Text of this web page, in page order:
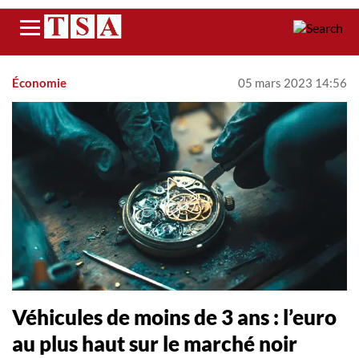
Menu
Économie 05 mars 2023 14:56
Véhicules de moins de 3 ans : l’euro
au plus haut sur le marché noir